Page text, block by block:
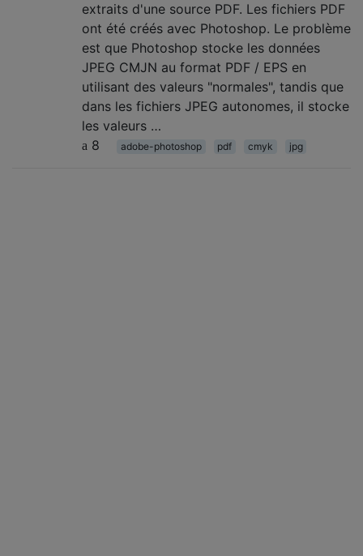
extraits d'une source PDF. Les fichiers PDF
ont été créés avec Photoshop. Le problème
est que Photoshop stocke les données
JPEG CMJN au format PDF / EPS en
utilisant des valeurs "normales", tandis que
dans les fichiers JPEG autonomes, il stocke
les valeurs …
8
adobe-photoshop pdf cmyk jpg